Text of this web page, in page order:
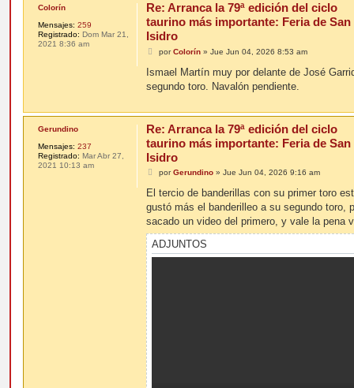
Colorín
Mensajes: 259
Registrado: Dom Mar 21,
2021 8:36 am
Re: Arranca la 79ª edición del ciclo
taurino más importante: Feria de San
Isidro
M
n
a
porColorín» Jue Jun 04, 2026 8:53 am
Ismael Martín muy por delante de José
segundo toro. Navalón pendiente.
Gerundino
Mensajes: 237
Registrado: Mar Abr 27,
2021 10:13 am
Re: Arranca la 79ª edición del ciclo
taurino más importante: Feria de San
Isidro
M
n
a
j
porGerundino» Jue Jun 04, 2026 9:16 am
El tercio de banderillas con su primer toro
gustó más el banderilleo a su segundo toro,
sacado un video del primero, y vale la pena
ADJUNTOS